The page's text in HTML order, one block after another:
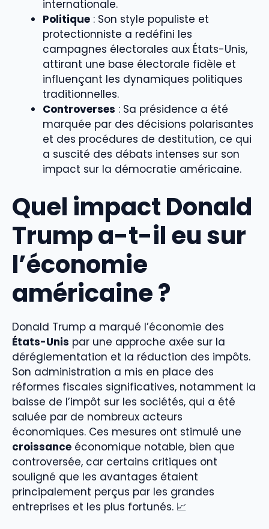
internationale.
Politique : Son style populiste et
protectionniste a redéfini les
campagnes électorales aux États-Unis,
attirant une base électorale fidèle et
influençant les dynamiques politiques
traditionnelles.
Controverses : Sa présidence a été
marquée par des décisions polarisantes
et des procédures de destitution, ce qui
a suscité des débats intenses sur son
impact sur la démocratie américaine.
Quel impact Donald
Trump a-t-il eu sur
l’économie
américaine ?
Donald Trump a marqué l’économie des
États-Unis par une approche axée sur la
déréglementation et la réduction des impôts.
Son administration a mis en place des
réformes fiscales significatives, notamment la
baisse de l’impôt sur les sociétés, qui a été
saluée par de nombreux acteurs
économiques. Ces mesures ont stimulé une
croissance économique notable, bien que
controversée, car certains critiques ont
souligné que les avantages étaient
principalement perçus par les grandes
entreprises et les plus fortunés. 📈